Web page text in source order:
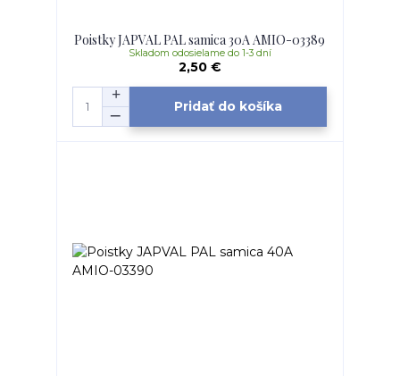
Poistky JAPVAL PAL samica 30A AMIO-03389
2,50 €
Skladom odosielame do 1-3 dní
Pridať do košíka